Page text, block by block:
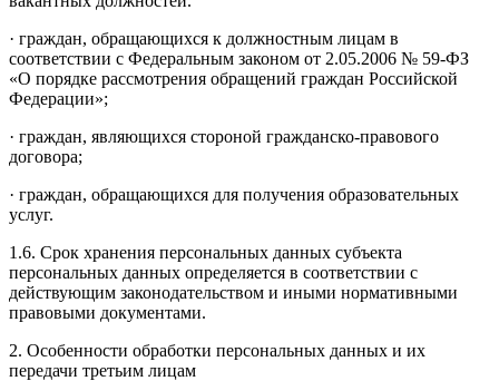
· граждан, обращающихся к должностным лицам в
соответствии с Федеральным законом от 2.05.2006 № 59-ФЗ
«О порядке рассмотрения обращений граждан Российской
Федерации»;
· граждан, являющихся стороной гражданско-правового
договора;
· граждан, обращающихся для получения образовательных
услуг.
1.6. Срок хранения персональных данных субъекта
персональных данных определяется в соответствии с
действующим законодательством и иными нормативными
правовыми документами.
2. Особенности обработки персональных данных и их
передачи третьим лицам